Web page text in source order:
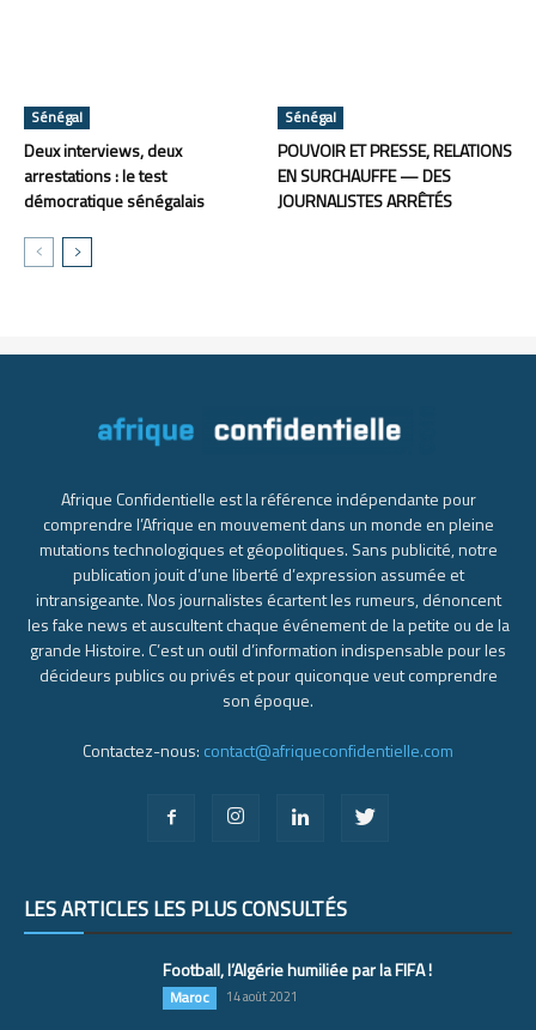
Sénégal
Deux interviews, deux
arrestations : le test
démocratique sénégalais
Sénégal
POUVOIR ET PRESSE, RELATIONS
EN SURCHAUFFE — DES
JOURNALISTES ARRÊTÉS
Afrique Confidentielle est la référence indépendante pour
comprendre l’Afrique en mouvement dans un monde en pleine
mutations technologiques et géopolitiques. Sans publicité, notre
publication jouit d’une liberté d’expression assumée et
intransigeante. Nos journalistes écartent les rumeurs, dénoncent
les fake news et auscultent chaque événement de la petite ou de la
grande Histoire. C’est un outil d’information indispensable pour les
décideurs publics ou privés et pour quiconque veut comprendre
son époque.
Contactez-nous: contact@afriqueconfidentielle.com
LES ARTICLES LES PLUS CONSULTÉS
Football, l’Algérie humiliée par la FIFA !
Maroc 14 août 2021